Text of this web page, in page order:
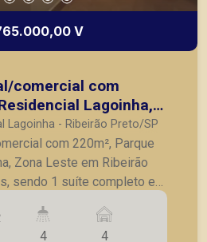
V
comercial com
Lagoinha,
Preto/SP.
Lagoinha - Ribeirão Preto/SP
com 220m², Parque
Zona Leste em Ribeirão
- Sala para 2
com armários; - Lavanderia;
4 4